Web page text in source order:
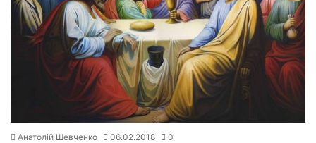
Анатолій Шевченко 06.02.2018 0